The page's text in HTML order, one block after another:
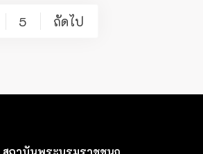
5 ถัดไป
ถาบันพระบรมราชชนก